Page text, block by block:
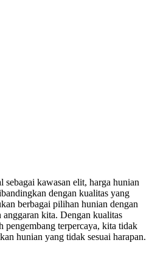
kawasan elit, harga hunian
dengan kualitas yang
berbagai pilihan hunian dengan
anggaran kita. Dengan kualitas
pengembang terpercaya, kita tidak
hunian yang tidak sesuai harapan.